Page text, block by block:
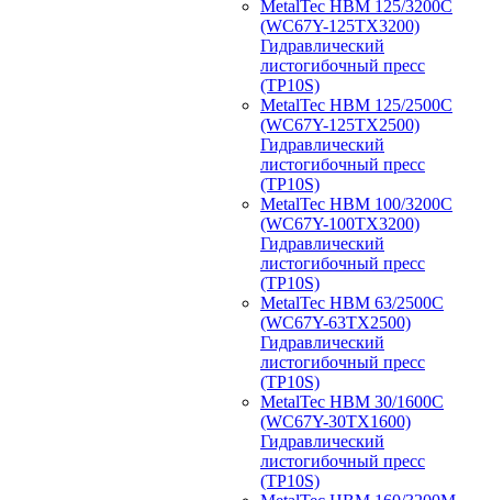
MetalTec HBM 125/3200C
(WC67Y-125TX3200)
Гидравлический
листогибочный пресс
(TP10S)
MetalTec HBM 125/2500C
(WC67Y-125TX2500)
Гидравлический
листогибочный пресс
(TP10S)
MetalTec HBM 100/3200C
(WC67Y-100TX3200)
Гидравлический
листогибочный пресс
(TP10S)
MetalTec HBM 63/2500C
(WC67Y-63TX2500)
Гидравлический
листогибочный пресс
(TP10S)
MetalTec HBM 30/1600C
(WC67Y-30TX1600)
Гидравлический
листогибочный пресс
(TP10S)